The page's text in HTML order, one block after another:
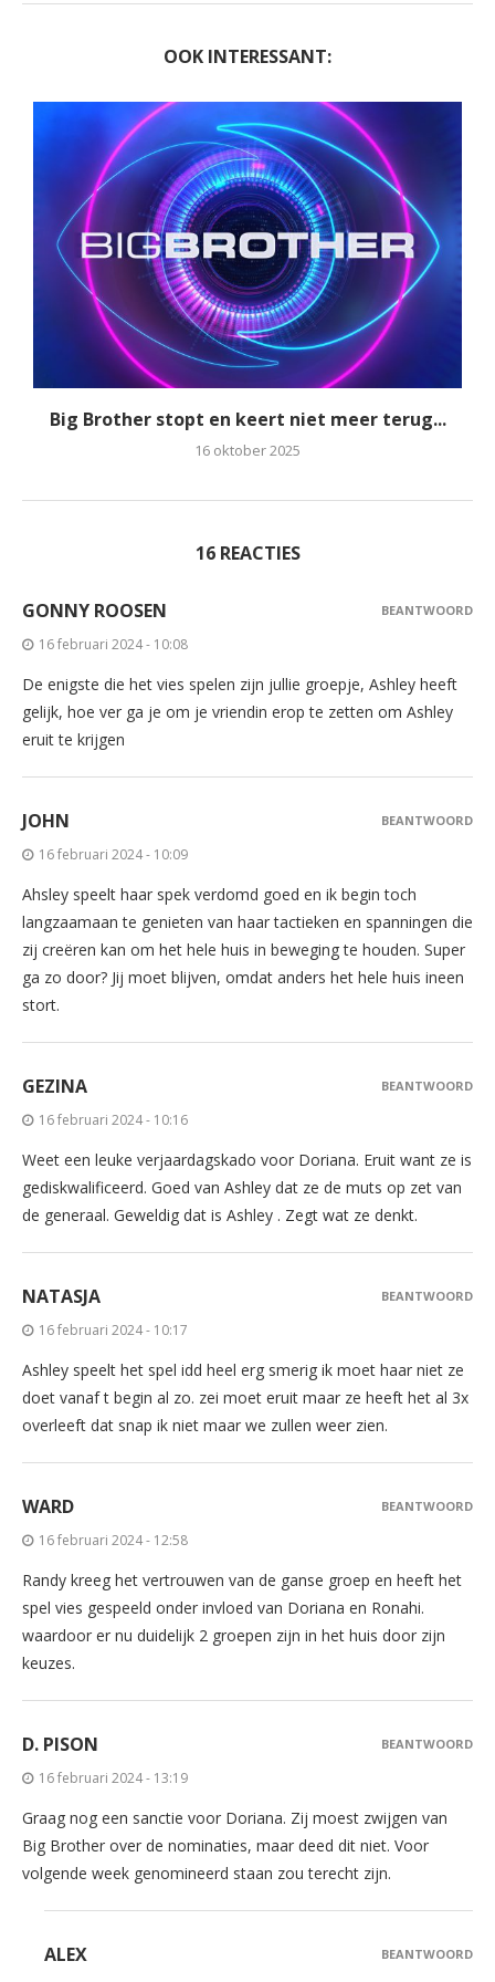
OOK INTERESSANT:
Big Brother stopt en keert niet meer terug...
16 oktober 2025
16 REACTIES
GONNY ROOSEN
16 februari 2024 - 10:08
De enigste die het vies spelen zijn jullie groepje, Ashley heeft
gelijk, hoe ver ga je om je vriendin erop te zetten om Ashley
eruit te krijgen
BEANTWOORD
JOHN
16 februari 2024 - 10:09
Ahsley speelt haar spek verdomd goed en ik begin toch
langzaamaan te genieten van haar tactieken en spanningen die
zij creëren kan om het hele huis in beweging te houden. Super
ga zo door? Jij moet blijven, omdat anders het hele huis ineen
stort.
BEANTWOORD
GEZINA
16 februari 2024 - 10:16
Weet een leuke verjaardagskado voor Doriana. Eruit want ze is
gediskwalificeerd. Goed van Ashley dat ze de muts op zet van
de generaal. Geweldig dat is Ashley . Zegt wat ze denkt.
BEANTWOORD
NATASJA
16 februari 2024 - 10:17
Ashley speelt het spel idd heel erg smerig ik moet haar niet ze
doet vanaf t begin al zo. zei moet eruit maar ze heeft het al 3x
overleeft dat snap ik niet maar we zullen weer zien.
BEANTWOORD
WARD
16 februari 2024 - 12:58
Randy kreeg het vertrouwen van de ganse groep en heeft het
spel vies gespeeld onder invloed van Doriana en Ronahi.
waardoor er nu duidelijk 2 groepen zijn in het huis door zijn
keuzes.
BEANTWOORD
D. PISON
16 februari 2024 - 13:19
Graag nog een sanctie voor Doriana. Zij moest zwijgen van
Big Brother over de nominaties, maar deed dit niet. Voor
volgende week genomineerd staan zou terecht zijn.
BEANTWOORD
ALEX BEANTWOORD